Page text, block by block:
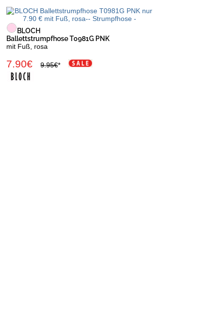
BLOCH
Ballettstrumpfhose T0981G PNK
mit Fuß, rosa
7.90€ 9.95€*